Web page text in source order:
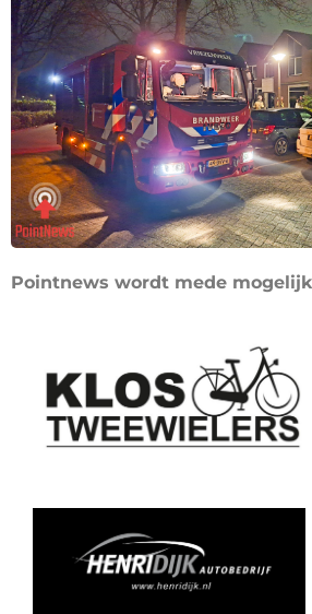
Pointnews wordt mede